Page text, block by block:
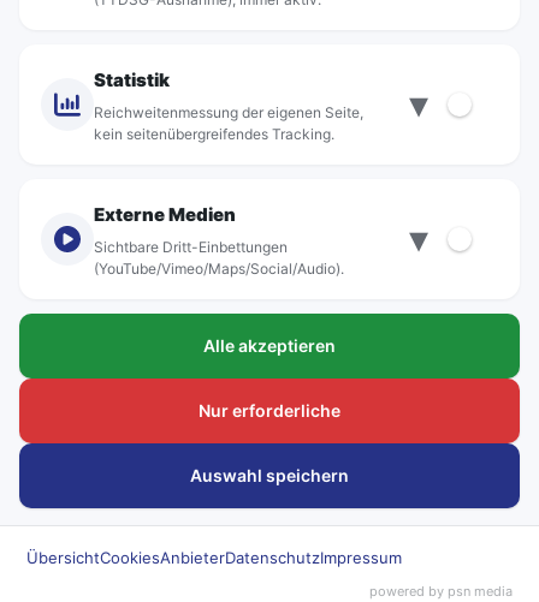
Standorte
© rebus Regionalbus Rostock GmbH
Kundenanliegen
Statistik
Reichweitenmessung der eigenen Seite,
kein seitenübergreifendes Tracking.
▾
Externe Medien
Sichtbare Dritt-Einbettungen
(YouTube/Vimeo/Maps/Social/Audio).
▾
Alle akzeptieren
Nur erforderliche
Auswahl speichern
ÜbersichtCookiesAnbieterDatenschutzImpressum
powered by psn media